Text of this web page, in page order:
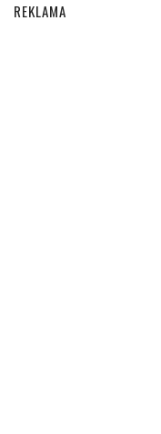
REKLAMA